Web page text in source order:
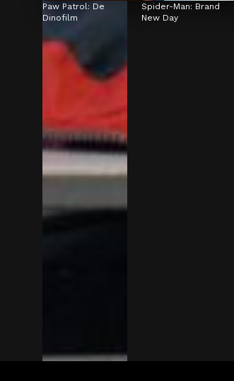
Paw Patrol: De
Dinofilm
Spider-Man: Brand
New Day